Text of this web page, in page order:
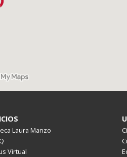
Laura Manzo
Virtual